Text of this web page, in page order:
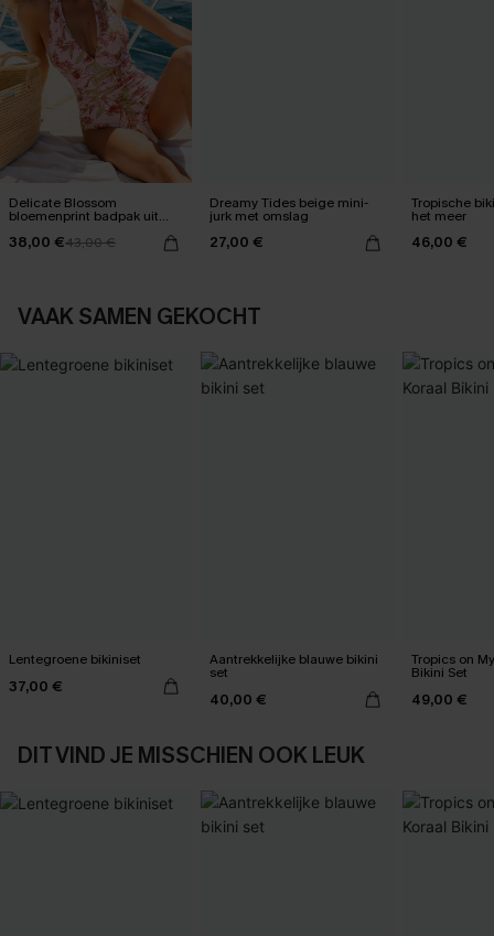
Delicate Blossom
bloemenprint badpak uit
38,00 €43,00 €
Dreamy Tides beige mini-
jurk met omslag
27,00 €
Tropische
het meer
46,00 €
VAAK SAMEN GEKOCHT
Lentegroene bikiniset
37,00 €
Aantrekkelijke blauwe bikini
set
40,00 €
Tropics on
Bikini Set
49,00 €
DIT VIND JE MISSCHIEN OOK LEUK